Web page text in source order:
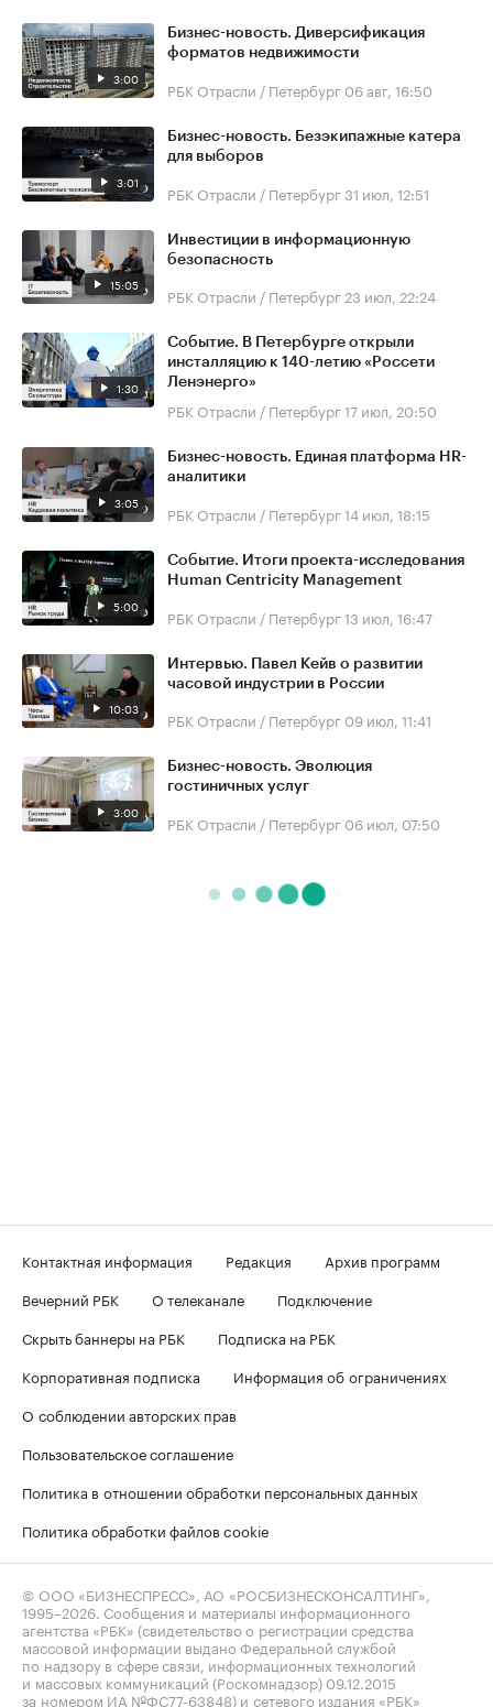
3:00
Бизнес-новость. Диверсификация
форматов недвижимости
РБК Отрасли / Петербург 06 авг, 16:50
3:01
Бизнес-новость. Безэкипажные катера
для выборов
РБК Отрасли / Петербург31 июл, 12:51
15:05
Инвестиции в информационную
безопасность
РБК Отрасли / Петербург 23 июл, 22:24
1:30
Событие. В Петербурге открыли
инсталляцию к 140-летию «Россети
Ленэнерго»
РБК Отрасли / Петербург17 июл, 20:50
3:05
Бизнес-новость. Единая платформа HR-
аналитики
РБК Отрасли / Петербург14 июл, 18:15
5:00
Событие. Итоги проекта-исследования
Human Centricity Management
РБК Отрасли / Петербург13 июл, 16:47
10:03
Интервью. Павел Кейв о развитии
часовой индустрии в России
РБК Отрасли / Петербург 09 июл, 11:41
3:00
Бизнес-новость. Эволюция
гостиничных услуг
РБК Отрасли / Петербург 06 июл, 07:50
Контактная информация Редакция
Архив программ
Вечерний РБК
О телеканале
Подключение
Скрыть баннеры на РБК
Подписка на РБК
Корпоративная подписка
Информация об ограничениях
О соблюдении авторских прав
Пользовательское соглашение
Политика в отношении обработки персональных данных
Политика обработки файлов cookie
© ООО «БИЗНЕСПРЕСС», АО «РОСБИЗНЕСКОНСАЛТИНГ»,
1995–2026. Сообщения и материалы информационного
агентства «РБК» (свидетельство о регистрации средства
массовой информации выдано Федеральной службой
по надзору в сфере связи, информационных технологий
и массовых коммуникаций (Роскомнадзор) 09.12.2015
за номером ИА №ФС77-63848) и сетевого издания «РБК»